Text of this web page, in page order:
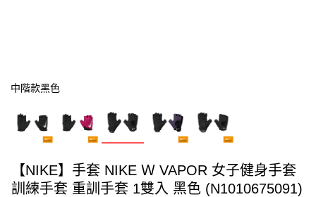
中階款黑色
【NIKE】手套 NIKE Ｗ VAPOR 女子健身手套
訓練手套 重訓手套 1雙入 黑色 (N1010675091)